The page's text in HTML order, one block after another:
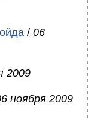
/ 06
2009
ноября 2009